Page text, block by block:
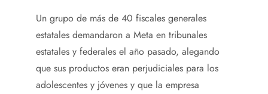
Un grupo de más de 40 fiscales generales
estatales demandaron a Meta en tribunales
estatales y federales el año pasado, alegando
que sus productos eran perjudiciales para los
adolescentes y jóvenes y que la empresa